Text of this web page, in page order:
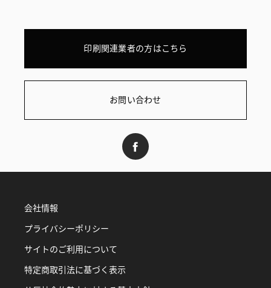
印刷関連業者の方はこちら
お問い合わせ
会社情報
プライバシーポリシー
サイトのご利用について
特定商取引法に基づく表示